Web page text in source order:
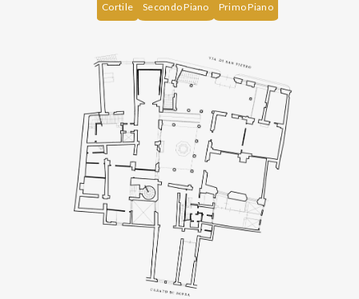
Cortile Secondo Piano Primo Piano